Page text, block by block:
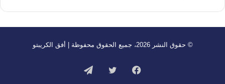
© حقوق النشر 2026، جميع الحقوق محفوظة | أفق الكريبتو
فيسبوك تويتر تيلقرام